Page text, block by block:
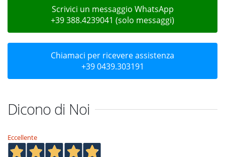
Scrivici un messaggio WhatsApp
+39 388.4239041 (solo messaggi)
Chiamaci per ricevere assistenza
+39 0439.303191
Dicono di Noi
Eccellente